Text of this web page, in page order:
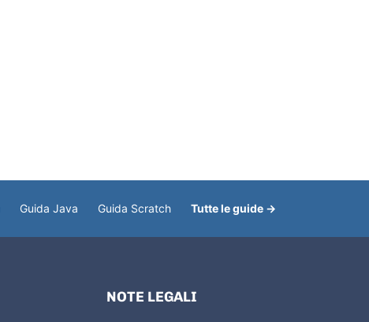
Guida Java Guida Scratch Tutte le guide →
NOTE LEGALI